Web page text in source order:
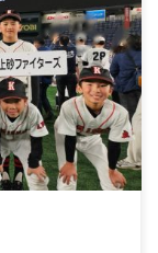
された、三多摩